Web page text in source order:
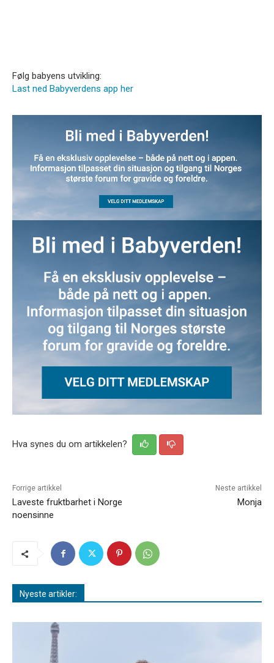
Følg babyens utvikling:
Last ned Babyverdens app her
Hva synes du om artikkelen?
Forrige artikkel
Laveste fruktbarhet i Norge
noensinne
Neste artikkel
Monja
Nyeste artikler: